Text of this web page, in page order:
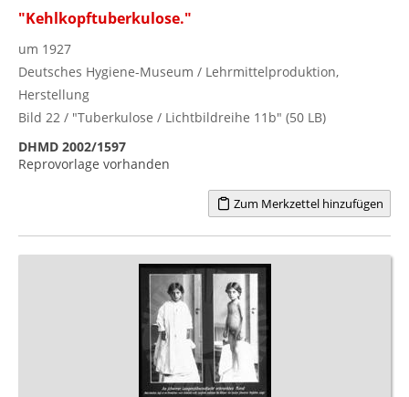
"Kehlkopftuberkulose."
um 1927
Deutsches Hygiene-Museum / Lehrmittelproduktion,
Herstellung
Bild 22 / "Tuberkulose / Lichtbildreihe 11b" (50 LB)
DHMD 2002/1597
Reprovorlage vorhanden
Zum Merkzettel hinzufügen